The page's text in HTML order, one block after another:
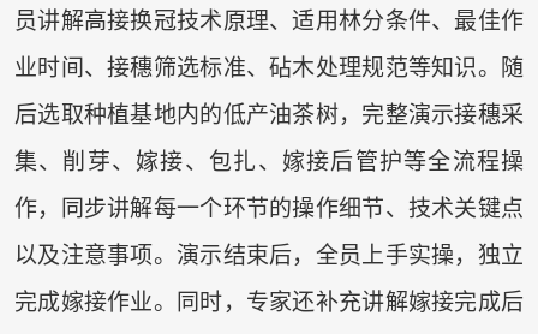
员讲解高接换冠技术原理、适用林分条件、最佳作
业时间、接穗筛选标准、砧木处理规范等知识。随
后选取种植基地内的低产油茶树，完整演示接穗采
集、削芽、嫁接、包扎、嫁接后管护等全流程操
作，同步讲解每一个环节的操作细节、技术关键点
以及注意事项。演示结束后，全员上手实操，独立
完成嫁接作业。同时，专家还补充讲解嫁接完成后